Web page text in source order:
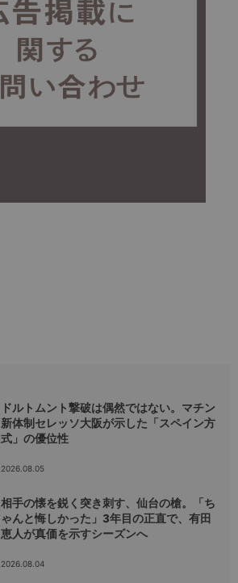
ドルトムント撃破は偶然ではない。マチン
新体制セレッソ大阪が示した「スペイン方
式」の優位性
2026.08.05
相手の懐を鋭く突き刺す、仙台の槍。「ち
ゃんと悔しかった」3年目の正直で、有田
恵人が真価を示すシーズンへ
2026.08.04